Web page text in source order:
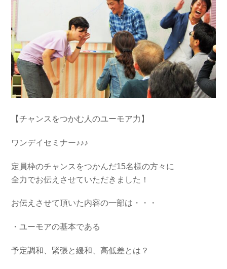
【チャンスをつかむ人のユーモア力】
ワンデイセミナー♪♪♪
定員枠のチャンスをつかんだ15名様の方々に
全力でお伝えさせていただきました！
お伝えさせて頂いた内容の一部は・・・
・ユーモアの基本である
予定調和、緊張と緩和、高低差とは？